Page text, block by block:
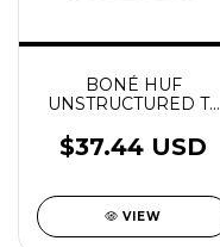
BONÉ HUF
UNSTRUCTURED TT
$37.44 USD
VIEW